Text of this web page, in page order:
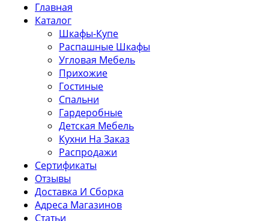
Главная
Каталог
Шкафы-Купе
Распашные Шкафы
Угловая Мебель
Прихожие
Гостиные
Спальни
Гардеробные
Детская Мебель
Кухни На Заказ
Распродажи
Сертификаты
Отзывы
Доставка И Сборка
Адреса Магазинов
Статьи